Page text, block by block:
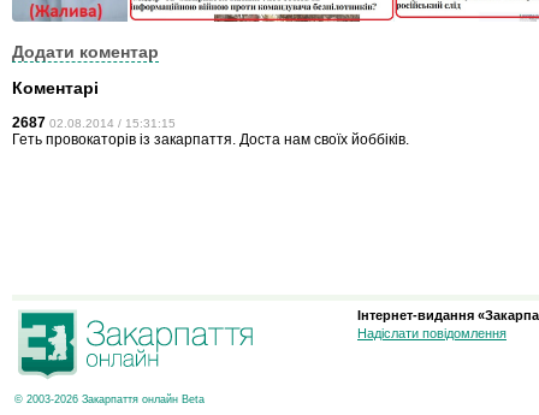
Додати коментар
Коментарі
2687 02.08.2014 / 15:31:15
Геть провокаторів із закарпаття. Доста нам своїх йоббіків.
© 2003-2026 Закарпаття онлайн Beta
Інтернет-видання
Надіслати повідомлення